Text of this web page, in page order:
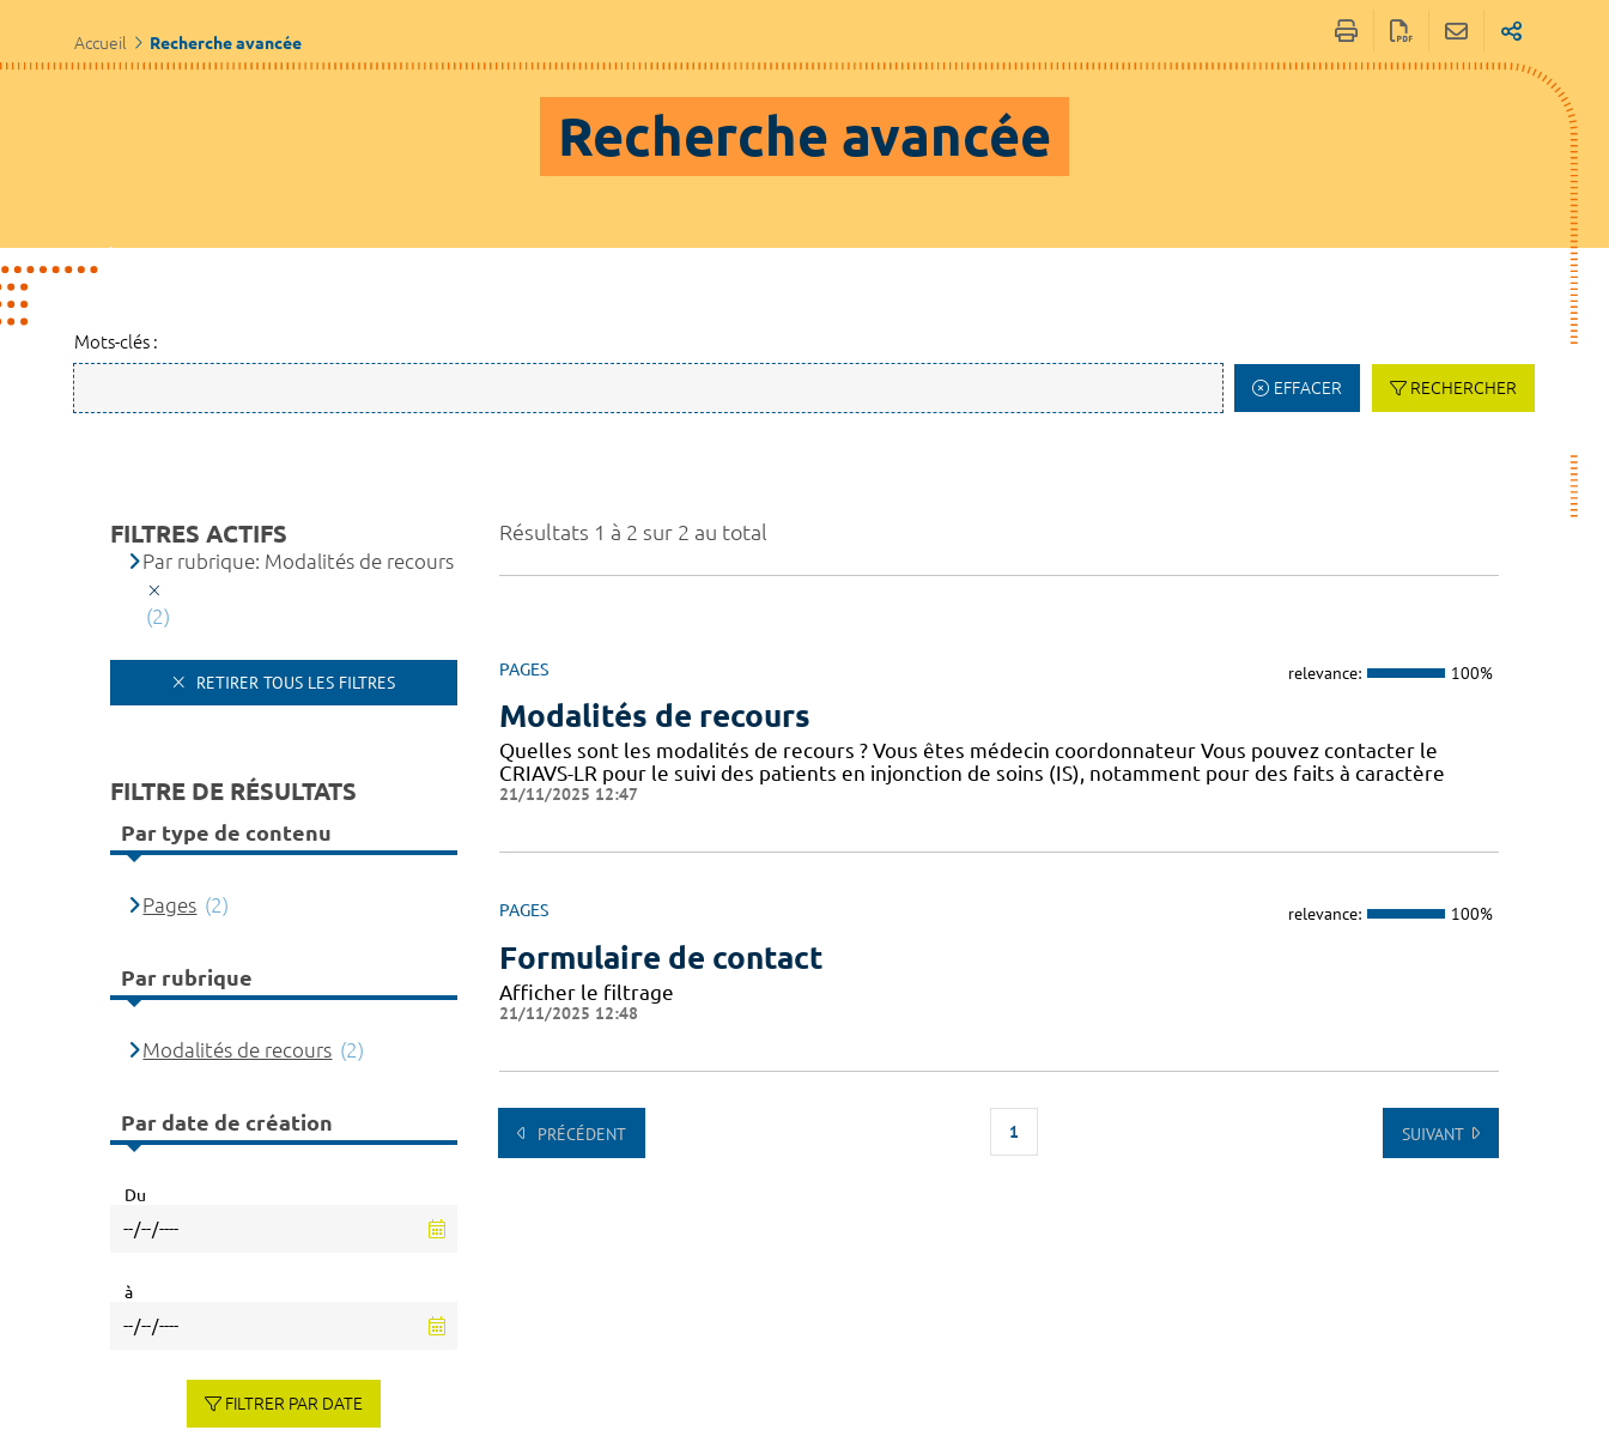
Accueil Recherche avancée
Recherche avancée
Mots-clés :
EFFACER RECHERCHER
Résultats 1 à 2 sur 2 au total
PAGES relevance: 100%
Modalités de recours
Quelles sont les modalités de recours ? Vous êtes médecin coordonnateur Vous pouvez contacter le
CRIAVS-LR pour le suivi des patients en injonction de soins (IS), notamment pour des faits à caractère
21/11/2025 12:47
PAGES relevance: 100%
Formulaire de contact
Afficher le filtrage
21/11/2025 12:48
PRÉCÉDENT 1 SUIVANT
FILTRES ACTIFS
Par rubrique: Modalités de recours
(2)
RETIRER TOUS LES FILTRES
FILTRE DE RÉSULTATS
Par type de contenu
Pages (2)
Par rubrique
Modalités de recours (2)
Par date de création
Du
à
FILTRER PAR DATE